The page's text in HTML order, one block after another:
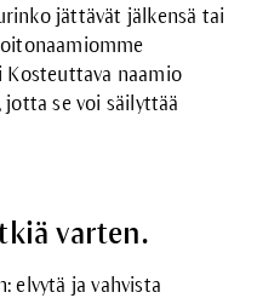
jättävät jälkensä tai
Kosteuttava naamio
se voi säilyttää
varten.
elvytä ja vahvista